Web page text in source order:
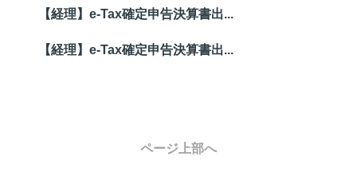
【経理】e-Tax確定申告決算書出...
【経理】e-Tax確定申告決算書出...
ページ上部へ